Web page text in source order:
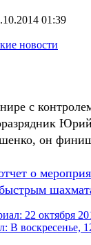
01:39
новости
с
он
о
22 октября
В воскресенье,